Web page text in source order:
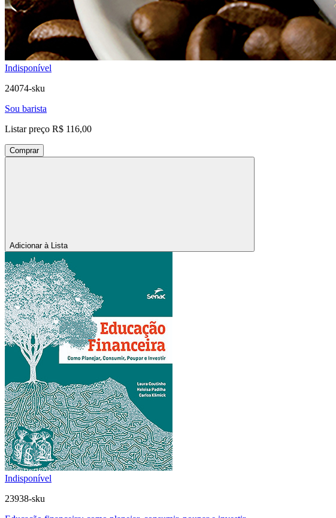
Indisponível
24074-sku
Sou barista
Listar preço R$ 116,00
Comprar
Adicionar à Lista
Indisponível
23938-sku